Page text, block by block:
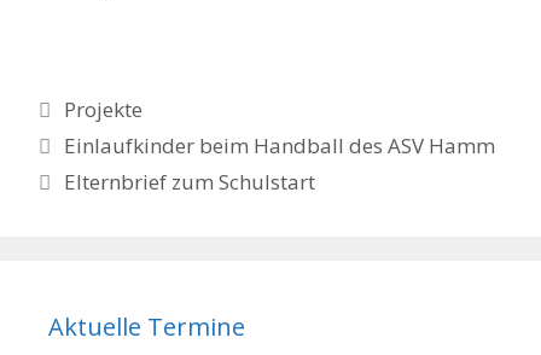
Kategorien
Projekte
Beitrags-
Navigation
Einlaufkinder beim Handball des ASV Hamm
Elternbrief zum Schulstart
Aktuelle Termine